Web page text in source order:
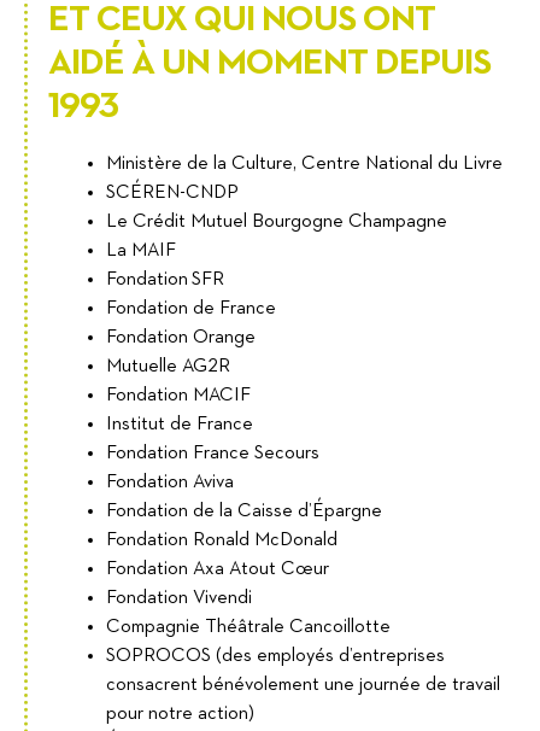
ET CEUX QUI NOUS ONT
AIDÉ À UN MOMENT DEPUIS
1993
Ministère de la Culture, Centre National du Livre
SCÉREN-CNDP
Le Crédit Mutuel Bourgogne Champagne
La MAIF
Fondation SFR
Fondation de France
Fondation Orange
Mutuelle AG2R
Fondation MACIF
Institut de France
Fondation France Secours
Fondation Aviva
Fondation de la Caisse d’Épargne
Fondation Ronald McDonald
Fondation Axa Atout Cœur
Fondation Vivendi
Compagnie Théâtrale Cancoillotte
SOPROCOS (des employés d’entreprises
consacrent bénévolement une journée de travail
pour notre action)